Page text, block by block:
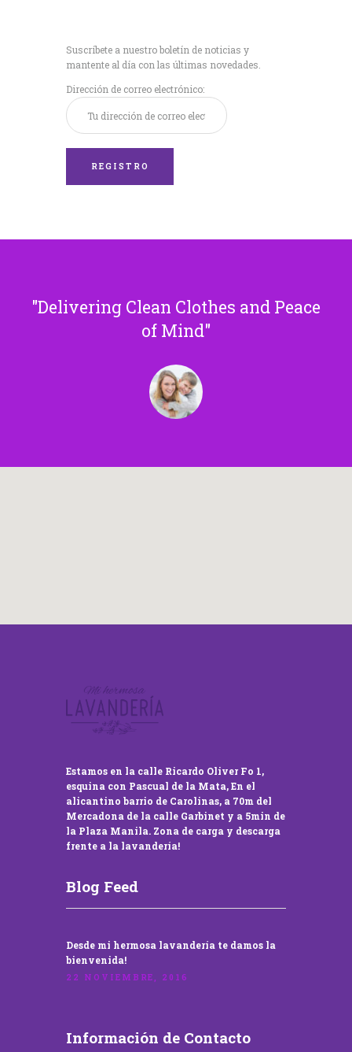
Suscríbete a nuestro boletín de noticias y
mantente al día con las últimas novedades.
Dirección de correo electrónico:
Delivering Clean Clothes and Peace
of Mind
Estamos en la calle Ricardo Oliver Fo 1,
esquina con Pascual de la Mata, En el
alicantino barrio de Carolinas, a 70m del
Mercadona de la calle Garbinet y a 5min de
la Plaza Manila. Zona de carga y descarga
frente a la lavandería!
Blog Feed
Desde mi hermosa lavandería te damos la
bienvenida!
22 NOVIEMBRE, 2016
Información de Contacto